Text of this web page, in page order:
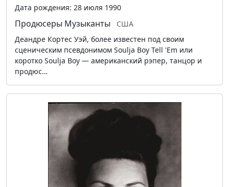
Дата рождения: 28 июля 1990
Продюсеры Музыканты
США
Деандре Кортес Уэй, более известен под своим
сценическим псевдонимом Soulja Boy Tell 'Em или
коротко Soulja Boy — американский рэпер, танцор и
продюс…